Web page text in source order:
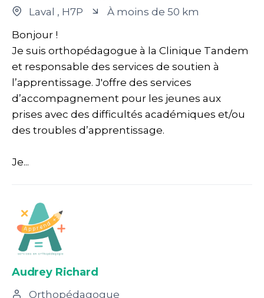
Laval , H7P
À moins de 50 km
Bonjour !
Je suis orthopédagogue à la Clinique Tandem
et responsable des services de soutien à
l’apprentissage. J'offre des services
d’accompagnement pour les jeunes aux
prises avec des difficultés académiques et/ou
des troubles d’apprentissage.
Je...
Audrey Richard
Orthopédagogue